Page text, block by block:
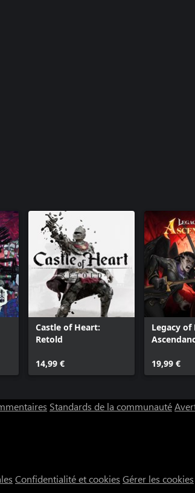
Castle of Heart:
Retold
14,99 €
Legacy of
19,99 €
Standards de la communauté
Confidentialité et cookies Gérer les cookies